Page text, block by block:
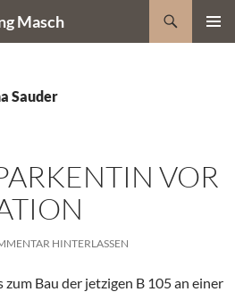
Masch
Sauder
VOR
HINTERLASSEN
Bau der jetzigen B 105 an einer